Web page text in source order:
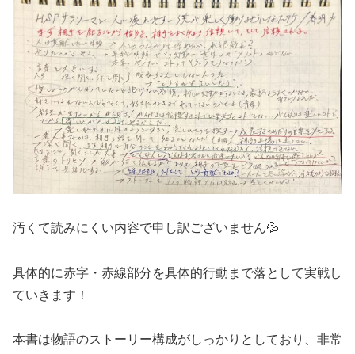
汚くて読みにくい内容で申し訳ございません💦
具体的に赤字・赤線部分を具体的行動まで落として実戦し
ていきます！
本書は物語のストーリー構成がしっかりとしており、非常